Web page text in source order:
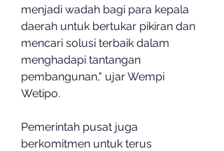
menjadi wadah bagi para kepala
daerah untuk bertukar pikiran dan
mencari solusi terbaik dalam
menghadapi tantangan
pembangunan," ujar Wempi
Wetipo.
Pemerintah pusat juga
berkomitmen untuk terus